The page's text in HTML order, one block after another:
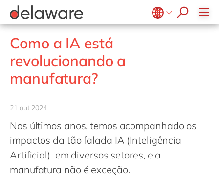
Belgium en
fr
Brazil
China
France
Luxembourg
Malaysia
Diversidade & Inclusão
Responsabilidade Social
Como a IA está
revolucionando a
manufatura?
21 out 2024
Nos últimos anos, temos acompanhado os
impactos da tão falada IA (Inteligência
Artificial) em diversos setores, e a
manufatura não é exceção.